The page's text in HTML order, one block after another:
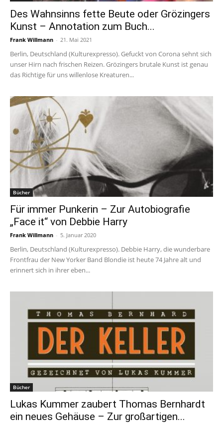
Des Wahnsinns fette Beute oder Grözingers
Kunst – Annotation zum Buch...
Frank Willmann - 21. Mai 2021
Berlin, Deutschland (Kulturexpresso). Gefuckt von Corona sehnt sich
unser Hirn nach frischen Reizen. Grözingers brutale Kunst ist genau
das Richtige für uns willenlose Kreaturen...
Bücher
Für immer Punkerin – Zur Autobiografie
„Face it“ von Debbie Harry
Frank Willmann - 5. Januar 2020
Berlin, Deutschland (Kulturexpresso). Debbie Harry, die wunderbare
Frontfrau der New Yorker Band Blondie ist heute 74 Jahre alt und
erinnert sich in ihrer eben...
Bücher
Lukas Kummer zaubert Thomas Bernhardt
ein neues Gehäuse – Zur großartigen...